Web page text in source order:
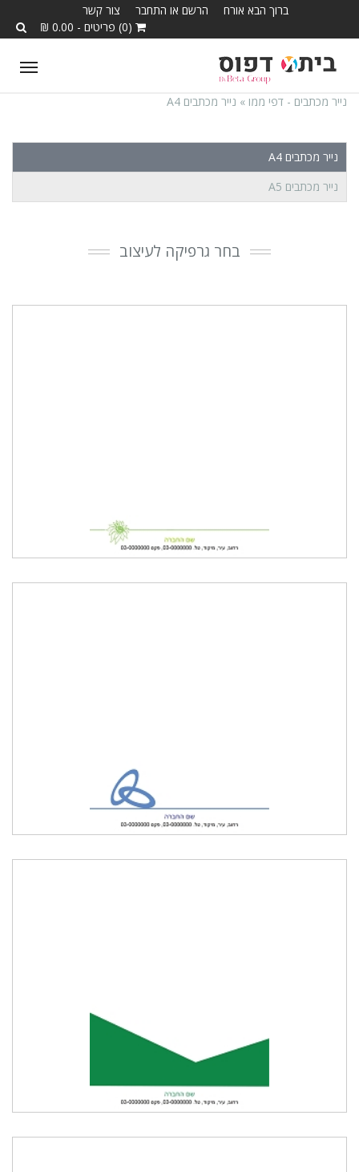
ברוך הבא אורח הרשם או התחבר
צור קשר
(0) פריטים - 0.00 ₪
נייר מכתבים - דפי ממו » נייר מכתבים A4
נייר מכתבים A4
נייר מכתבים A5
בחר גרפיקה לעיצוב